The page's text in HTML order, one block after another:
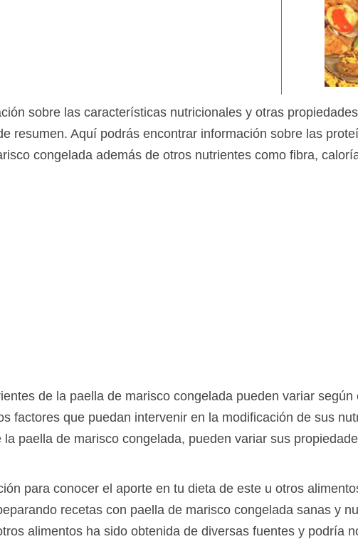
sobre las características nutricionales y otras
resumen. Aquí podrás encontrar información sobre las
congelada además de otros nutrientes como fibra,
de la paella de marisco congelada pueden variar según
factores que puedan intervenir en la modificación de sus
paella de marisco congelada, pueden variar sus
para conocer el aporte en tu dieta de este u otros
recetas con paella de marisco congelada sanas y
alimentos ha sido obtenida de diversas fuentes y podría